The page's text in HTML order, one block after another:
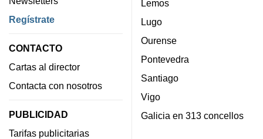
Regístrate
CONTACTO
Cartas al director
Contacta con nosotros
PUBLICIDAD
Tarifas publicitarias
Lemos
Lugo
Ourense
Pontevedra
Santiago
Vigo
Galicia en 313 concellos